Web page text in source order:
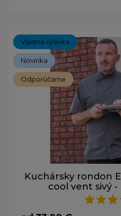
Vlastná výšivka
Novinka
Odporúčame
Kuchársky rondon
cool vent sivý